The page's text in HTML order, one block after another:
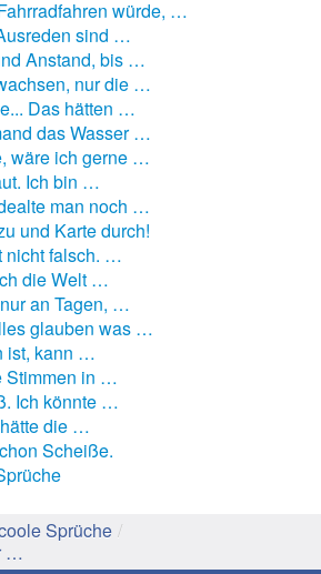
würde, …
sind …
Anstand, bis …
nur die …
Das hätten …
das Wasser …
wäre ich gerne …
Ich bin …
man noch …
und Karte durch!
nicht falsch. …
die Welt …
an Tagen, …
glauben was …
ist, kann …
Stimmen in …
Ich könnte …
die …
Scheiße.
Sprüche /
…